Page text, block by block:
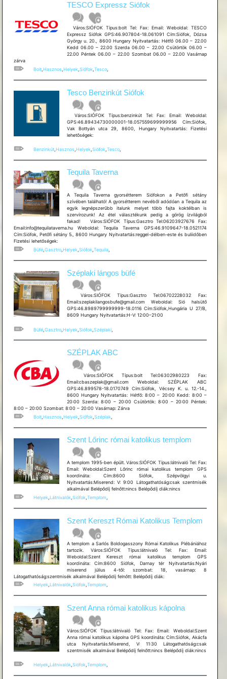
TESCO Expressz Siófok
Város:SIÓFOK Típus:bolt Tel: Fax: Email: Weboldal: TESCO
Expressz Siófok GPS:46.907804-18.061091 Cím:Siófok, Dózsa
György u. 20., 8600 Hungary Nyitvatartás: Hétfő 06.00 – 22.00
Kedd 06.00 – 22.00 Szerda 06.00 – 22.00 Csütörtök 06.00 –
22.00 Péntek 06.00 – 22.00 Szombat 06.00 – 22.00 Vasárnap
zárva
Bolt, Hasznos, Helyek, Siófok, Tesco,
Tesco Benzinkút Siófok
Város:SIÓFOK Típus:benzinkút Tel: Fax: Email: Weboldal:
GPS:46.89434730000001-18.057559699999956 Cím:Siófok,
Vak Bottyán utca 29, 8600, Hungary Nyitvatartás: Fizetési
lehetõségek:
Benzinkút, Hasznos, Helyek, Siófok, Tesco,
Tequila Taverna
A Tequila Taverna gyorsétterem Siófokon a Petőfi sétány
szívében található! A gyorsétterem nevéből adódóan a Tequila az
egyik legnépszerűbb italunk melyet több fajta koktélban is
szervírozunk! Az étel választékunk pedig a görög ízvilágból
fakad! Város:SIÓFOK Típus:Gasztro Tel:06203927676 Fax:
Email:info@tequilataverna.hu Weboldal: Tequila Taverna GPS:46.9109647-18.0521174
Cím:Siófok, Petőfi sétány 5., 8600 Hungary Nyitvatartás:reggel-délben-este és buliidőben
Fizetési lehetőségek:
Büfé, Gasztro, Helyek, Siófok, Tequila,
Széplaki lángos büfé
Város:SIÓFOK Típus:Gasztro Tel:06702228032 Fax:
Email:szeplakilangosbufe@gmail.com Weboldal: Sió halsütő
GPS:46.8989799999999-18.0116 Cím:Siófok,Hungária U 27/B,
8609 Hungary Nyitvatartás:H-V: 12:00–21:00
Büfé, Gasztro, Helyek, Siófok, Széplaki,
SZÉPLAK ABC
Város:SIÓFOK Típus:bolt Tel:06302980223 Fax:
Email:cbaszeplak@gmail.com Weboldal: SZÉPLAK ABC
GPS:46.899578-18.0170749 Cím:Siófok, Vécsey K. u. 12.-14.,
8600 Hungary Nyitvatartás: Hétfő: 8:00 – 20:00 Kedd: 8:00 –
20:00 Szerda: 8:00 – 20:00 Csütörtök: 8:00 – 20:00 Péntek:
8:00 – 20:00 Szombat: 8:00 – 20:00 Vasárnap: Zárva
Bolt, Hasznos, Helyek, Siófok, Széplak,
Szent Lőrinc római katolikus templom
A templom 1995-ben épült. Város:SIÓFOK Típus:látnivaló Tel: Fax:
Email: Weboldal:Szent Lőrinc római katolikus templom GPS
koordináta: Cím:8600 Siófok, Szépvölgyi u.
Nyitvatartás:Miserend: V: 9:00 Látogathatóság:csak szentmisék
alkalmával Belépődíj felnőtt:nincs Belépődíj diák:nincs
Helyek, Látnivalók, Siófok, Templom
Szent Kereszt Római Katolikus Templom
A templom a Sarlós Boldogasszony Római Katolikus Plébániához
tartozik. Város:SIÓFOK Típus:látnivaló Tel: Fax: Email:
Weboldal:Szent Kereszt római katolikus templom GPS
koordináta: Cím:8600 Siófok, Darnay tér Nyitvatartás:Nyári
miserend július 4-től: szombat: 18, vasárnap: 8
Látogathatóság:szentmisék alkalmával Belépődíj felnőtt: Belépődíj diák:
Helyek,Látnivalók,Siófok,Templom,
Szent Anna római katolikus kápolna
Város:SIÓFOK Típus:látnivaló Tel: Fax: Email: Weboldal:Szent
Anna római katolikus kápolna GPS koordináta: Cím:Siófok, Akácfa
utca Nyitvatartás:Miserend, V: 11:30 Látogathatóság:csak
szentmisék alkalmával Belépődíj felnőtt:nincs Belépődíj diák:nincs
Helyek, Látnivalók, Siófok, Templom